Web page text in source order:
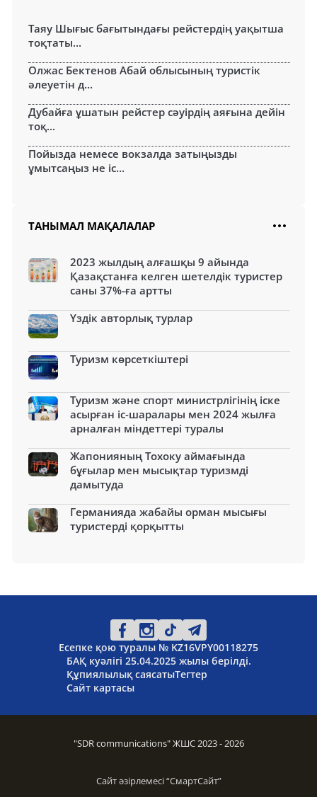
Таяу Шығыс бағытындағы рейстердің уақытша
тоқтаты...
Олжас Бектенов Абай облысының туристік
әлеуетін д...
Дубайға ұшатын рейстер сәуірдің аяғына дейін
тоқ...
Пойызда немесе вокзалда затыңызды
ұмытсаңыз не іс...
ТАНЫМАЛ МАҚАЛАЛАР
2023 жылдың алғашқы 9 айында
Қазақстанға келген шетелдік туристер
саны 37%-ға артты
Үздік авторлық турлар
Туризм көрсеткіштері
Туризм және спорт министрлігінің іске
асырған іс-шаралары мен 2024 жылға
арналған міндеттері туралы
Жапонияның Тохоку аймағында
бұғылар мен мысықтар туризмді
дамытуда
Германияда жабайы орман мысығы
туристерді қорқытты
Есепке қою туралы № KZ16VPY00118275
БАҚ куәлігі 25.04.2025 жылы берілді.
Құпиялылық саясатыТегтер
Сайт картасы
"SDR communications" ЖШС 2023 - 2026
Сайт әзірлемесі “СмартСайт”